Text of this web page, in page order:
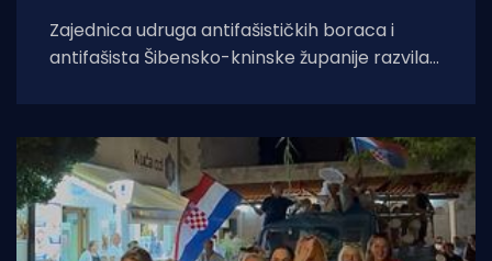
Zajednica udruga antifašističkih boraca i
antifašista Šibensko-kninske županije razvila